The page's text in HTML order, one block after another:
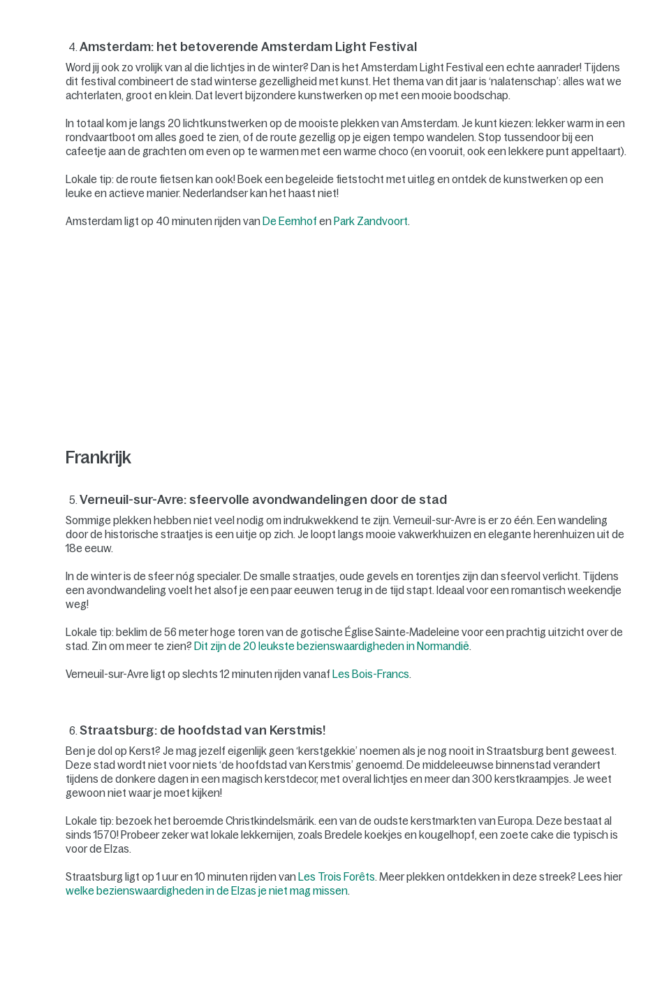
Amsterdam: het betoverende Amsterdam Light Festival
Word jij ook zo vrolijk van al die lichtjes in de winter? Dan is het Amsterdam Light Festival een echte aanrader! Tijdens
dit festival combineert de stad winterse gezelligheid met kunst. Het thema van dit jaar is ‘nalatenschap’: alles wat we
achterlaten, groot en klein. Dat levert bijzondere kunstwerken op met een mooie boodschap.
In totaal kom je langs 20 lichtkunstwerken op de mooiste plekken van Amsterdam. Je kunt kiezen: lekker warm in een
rondvaartboot om alles goed te zien, of de route gezellig op je eigen tempo wandelen. Stop tussendoor bij een
cafeetje aan de grachten om even op te warmen met een warme choco (en vooruit, ook een lekkere punt appeltaart).
Lokale tip: de route fietsen kan ook! Boek een begeleide fietstocht met uitleg en ontdek de kunstwerken op een
leuke en actieve manier. Nederlandser kan het haast niet!
Amsterdam ligt op 40 minuten rijden van De Eemhofen Park Zandvoort.
Frankrijk
Verneuil-sur-Avre: sfeervolle avondwandelingen door de stad
Sommige plekken hebben niet veel nodig om indrukwekkend te zijn. Verneuil-sur-Avre is er zo één. Een wandeling
door de historische straatjes is een uitje op zich. Je loopt langs mooie vakwerkhuizen en elegante herenhuizen uit de
18e eeuw.
In de winter is de sfeer nóg specialer. De smalle straatjes, oude gevels en torentjes zijn dan sfeervol verlicht. Tijdens
een avondwandeling voelt het alsof je een paar eeuwen terug in de tijd stapt. Ideaal voor een romantisch weekendje
weg!
Lokale tip: beklim de 56 meter hoge toren van de gotische Église Sainte‑Madeleine voor een prachtig uitzicht over de
stad. Zin om meer te zien? Dit zijn de 20 leukste bezienswaardigheden in Normandië.
Verneuil-sur-Avre ligt op slechts 12 minuten rijden vanaf Les Bois-Francs.
Straatsburg: de hoofdstad van Kerstmis!
Ben je dol op Kerst? Je mag jezelf eigenlijk geen ‘kerstgekkie’ noemen als je nog nooit in Straatsburg bent geweest.
Deze stad wordt niet voor niets ‘de hoofdstad van Kerstmis’ genoemd. De middeleeuwse binnenstad verandert
tijdens de donkere dagen in een magisch kerstdecor, met overal lichtjes en meer dan 300 kerstkraampjes. Je weet
gewoon niet waar je moet kijken!
Lokale tip: bezoek het beroemde Christkindelsmärik. een van de oudste kerstmarkten van Europa. Deze bestaat al
sinds 1570! Probeer zeker wat lokale lekkernijen, zoals Bredele koekjes en kougelhopf, een zoete cake die typisch is
voor de Elzas.
Straatsburg ligt op 1 uur en 10 minuten rijden van Les Trois Forêts. Meer plekken ontdekken in deze streek? Lees hier
welke bezienswaardigheden in de Elzas je niet mag missen.